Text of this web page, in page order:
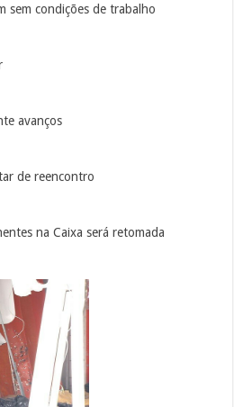
sem condições de trabalho
avanços
de reencontro
na Caixa será retomada